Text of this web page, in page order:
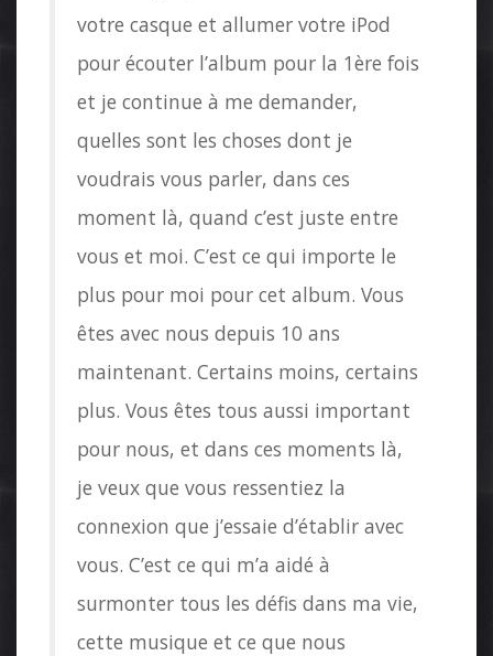
votre casque et allumer votre iPod
pour écouter l’album pour la 1ère fois
et je continue à me demander,
quelles sont les choses dont je
voudrais vous parler, dans ces
moment là, quand c’est juste entre
vous et moi. C’est ce qui importe le
plus pour moi pour cet album. Vous
êtes avec nous depuis 10 ans
maintenant. Certains moins, certains
plus. Vous êtes tous aussi important
pour nous, et dans ces moments là,
je veux que vous ressentiez la
connexion que j’essaie d’établir avec
vous. C’est ce qui m’a aidé à
surmonter tous les défis dans ma vie,
cette musique et ce que nous